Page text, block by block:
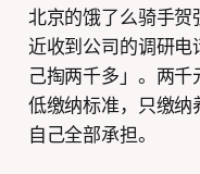
北京的饿了么骑手
近收到公司的调研电
己掏两千多」。两
低缴纳标准，只缴
自己全部承担。